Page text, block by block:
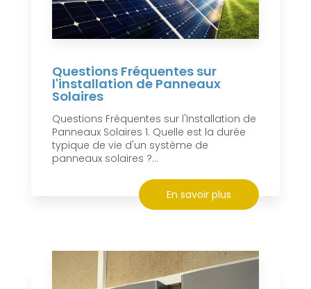
Questions Fréquentes sur
l'installation de Panneaux
Solaires
Questions Fréquentes sur l'Installation de
Panneaux Solaires 1. Quelle est la durée
typique de vie d'un système de
panneaux solaires ?...
En savoir plus